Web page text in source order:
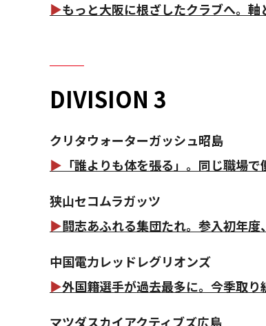
▶もっと大阪に根ざしたクラブへ。軸
DIVISION 3
クリタウォーターガッシュ昭島
▶ 「誰よりも体を張る」。同じ職場
狭山セコムラガッツ
▶闘志あふれる集団たれ。参入初年
中国電力レッドレグリオンズ
▶外国籍選手が過去最多に。今季取
マツダスカイアクティブズ広島